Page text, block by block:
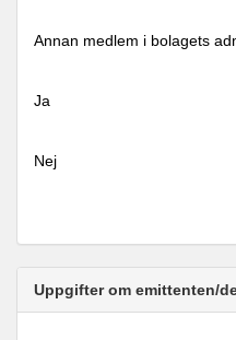
Annan medlem i bolagets
Ja
Nej
Uppgifter om emittenten/